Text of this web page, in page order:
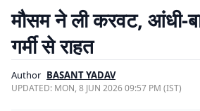
मौसम ने ली करवट, आंधी-
गर्मी से राहत
Author BASANT YADAV
UPDATED: MON, 8 JUN 2026 09:57 PM (IST)